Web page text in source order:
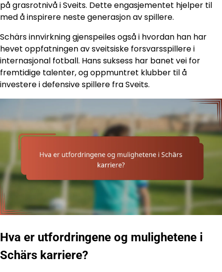
på grasrotnivå i Sveits. Dette engasjementet hjelper til
med å inspirere neste generasjon av spillere.
Schärs innvirkning gjenspeiles også i hvordan han har
hevet oppfatningen av sveitsiske forsvarsspillere i
internasjonal fotball. Hans suksess har banet vei for
fremtidige talenter, og oppmuntret klubber til å
investere i defensive spillere fra Sveits.
Hva er utfordringene og mulighetene i
Schärs karriere?